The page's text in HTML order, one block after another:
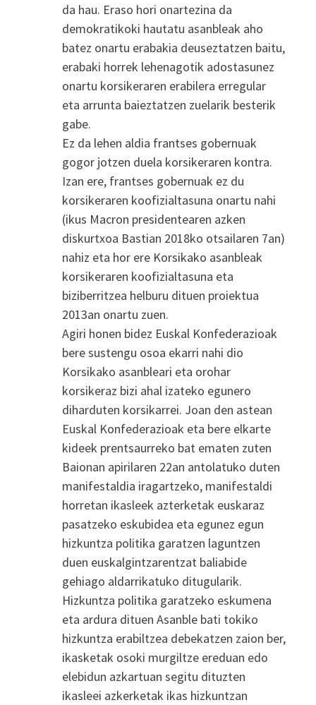
da hau. Eraso hori onartezina da
demokratikoki hautatu asanbleak aho
batez onartu erabakia deuseztatzen baitu,
erabaki horrek lehenagotik adostasunez
onartu korsikeraren erabilera erregular
eta arrunta baieztatzen zuelarik besterik
gabe.
Ez da lehen aldia frantses gobernuak
gogor jotzen duela korsikeraren kontra.
Izan ere, frantses gobernuak ez du
korsikeraren koofizialtasuna onartu nahi
(ikus Macron presidentearen azken
diskurtxoa Bastian 2018ko otsailaren 7an)
nahiz eta hor ere Korsikako asanbleak
korsikeraren koofizialtasuna eta
biziberritzea helburu dituen proiektua
2013an onartu zuen.
Agiri honen bidez Euskal Konfederazioak
bere sustengu osoa ekarri nahi dio
Korsikako asanbleari eta orohar
korsikeraz bizi ahal izateko egunero
diharduten korsikarrei. Joan den astean
Euskal Konfederazioak eta bere elkarte
kideek prentsaurreko bat ematen zuten
Baionan apirilaren 22an antolatuko duten
manifestaldia iragartzeko, manifestaldi
horretan ikasleek azterketak euskaraz
pasatzeko eskubidea eta egunez egun
hizkuntza politika garatzen laguntzen
duen euskalgintzarentzat baliabide
gehiago aldarrikatuko ditugularik.
Hizkuntza politika garatzeko eskumena
eta ardura dituen Asanble bati tokiko
hizkuntza erabiltzea debekatzen zaion ber,
ikasketak osoki murgiltze ereduan edo
elebidun azkartuan segitu dituzten
ikasleei azkerketak ikas hizkuntzan